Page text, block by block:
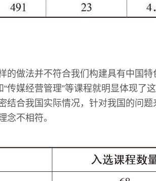
的做法并不符合我们构建具有中国
“传媒经营管理”等课程就明显体现了
结合我国实际情况，针对我国的问题
念不相符。